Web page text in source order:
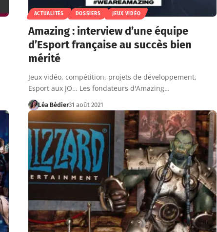
ACTUALITÉS DOSSIERS JEUX VIDÉO
Amazing : interview d’une équipe
d’Esport française au succès bien
mérité
Jeux vidéo, compétition, projets de développement,
Esport aux JO… Les fondateurs d'Amazing…
Léa Bédier31 août 2021